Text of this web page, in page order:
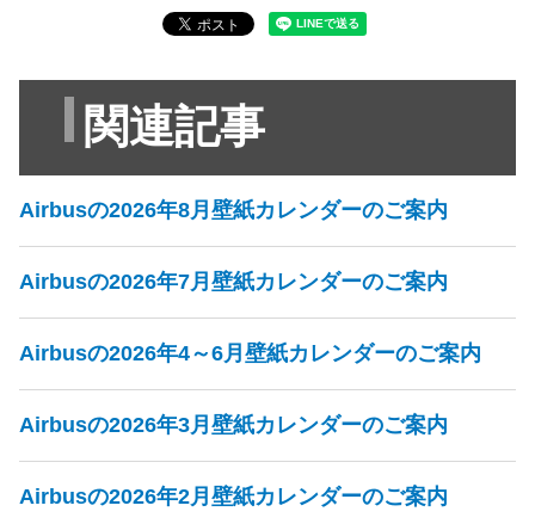
関連記事
Airbusの2026年8月壁紙カレンダーのご案内
Airbusの2026年7月壁紙カレンダーのご案内
Airbusの2026年4～6月壁紙カレンダーのご案内
Airbusの2026年3月壁紙カレンダーのご案内
Airbusの2026年2月壁紙カレンダーのご案内